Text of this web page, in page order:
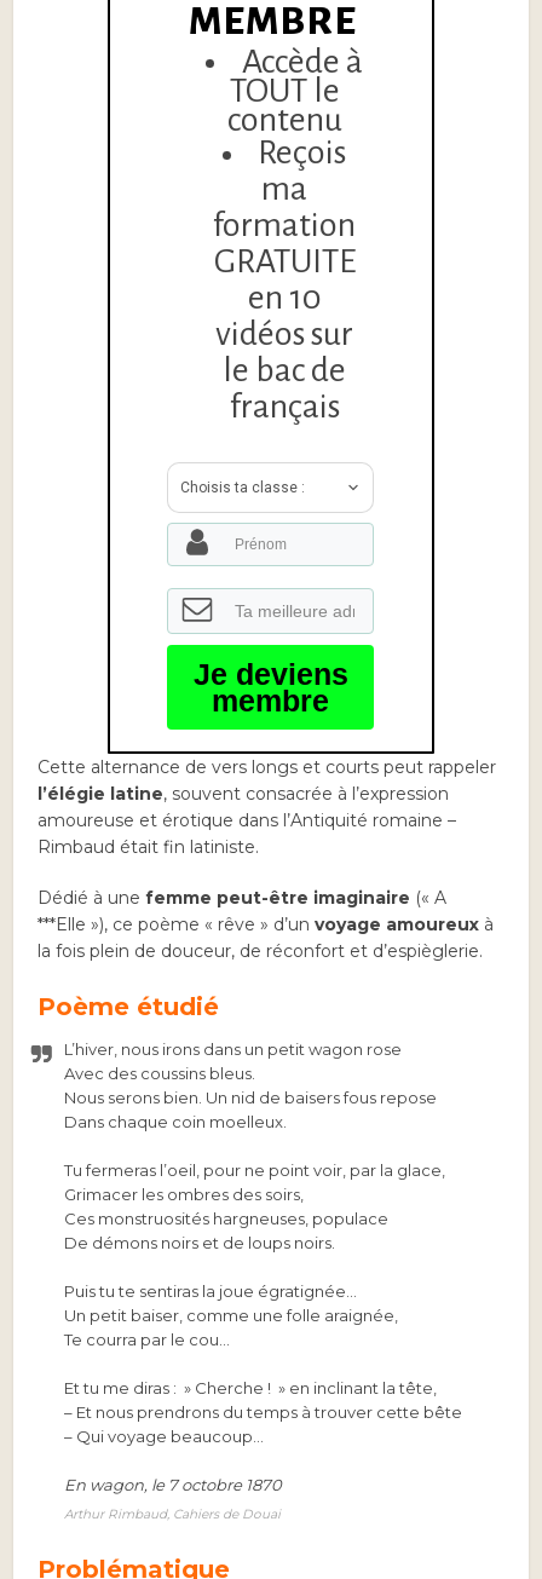
MEMBRE
Accède à
TOUT le
contenu
Reçois
ma
formation
GRATUITE
en 10
vidéos sur
le bac de
français
Choisis ta classe :
Je deviens
membre
Cette alternance de vers longs et courts peut rappeler
l’élégie latine, souvent consacrée à l’expression
amoureuse et érotique dans l’Antiquité romaine –
Rimbaud était fin latiniste.
Dédié à unefemme peut-être imaginaire (« A
***Elle »), ce poème « rêve » d’unvoyage amoureux à
la fois plein de douceur, de réconfort et d’espièglerie.
Poème étudié
L’hiver, nous irons dans un petit wagon rose
Avec des coussins bleus.
Nous serons bien. Un nid de baisers fous repose
Dans chaque coin moelleux.
Tu fermeras l’oeil, pour ne point voir, par la glace,
Grimacer les ombres des soirs,
Ces monstruosités hargneuses, populace
De démons noirs et de loups noirs.
Puis tu te sentiras la joue égratignée…
Un petit baiser, comme une folle araignée,
Te courra par le cou…
Et tu me diras : » Cherche ! » en inclinant la tête,
– Et nous prendrons du temps à trouver cette bête
– Qui voyage beaucoup…
En wagon, le 7 octobre 1870
Arthur Rimbaud, Cahiers de Douai
Problématique